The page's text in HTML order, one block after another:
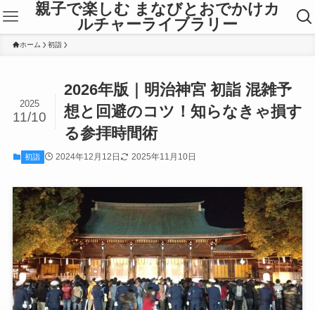
親子で楽しむ まなびとおでかけカ
ルチャーライブラリー
ホーム 初詣
2026年版｜明治神宮 初詣 混雑予
想と回避のコツ！知らなきゃ損す
る参拝時間術
2025
11/10
初詣 2024年12月12日 2025年11月10日